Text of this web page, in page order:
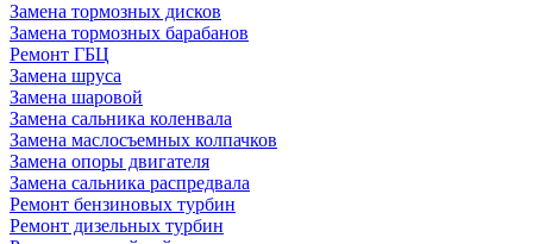
Замена тормозных дисков
Замена тормозных барабанов
Ремонт ГБЦ
Замена шруса
Замена шаровой
Замена сальника коленвала
Замена маслосъемных колпачков
Замена опоры двигателя
Замена сальника распредвала
Ремонт бензиновых турбин
Ремонт дизельных турбин